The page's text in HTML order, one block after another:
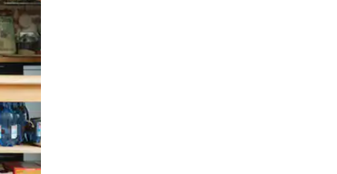
dotykových gest či potiahnutia prstom.